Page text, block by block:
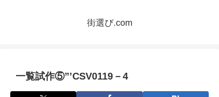
街選び.com
一覧試作⑤”’CSV0119－4